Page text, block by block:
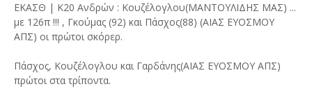
ΕΚΑΣΘ | K20 Ανδρών : Κουζέλογλου(ΜΑΝΤΟΥΛΙΔΗΣ ΜΑΣ) ...
με 126π !!! , Γκούμας (92) και Πάσχος(88) (ΑΙΑΣ ΕΥΟΣΜΟΥ
ΑΠΣ) οι πρώτοι σκόρερ.
Πάσχος, Κουζέλογλου και Γαρδάνης(ΑΙΑΣ ΕΥΟΣΜΟΥ ΑΠΣ)
πρώτοι στα τρίποντα.